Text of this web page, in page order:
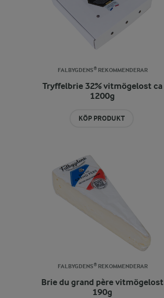
FALBYGDENS® REKOMMENDERAR
Tryffelbrie 32% vitmögelost ca
1200g
KÖP PRODUKT
FALBYGDENS® REKOMMENDERAR
Brie du grand père vitmögelost
190g